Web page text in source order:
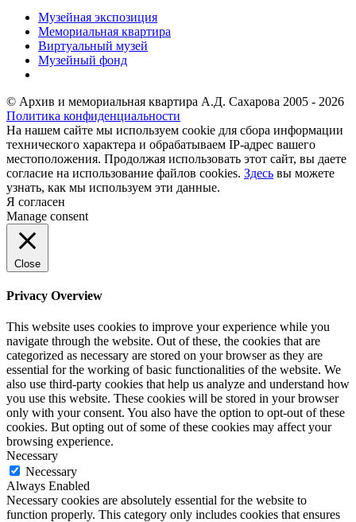
Музейная экспозиция
Мемориальная квартира
Виртуальный музей
Музейный фонд
© Архив и мемориальная квартира А.Д. Сахарова 2005 - 2026
Политика конфиденциальности
На нашем сайте мы используем cookie для сбора информации
технического характера и обрабатываем IP-адрес вашего
местоположения. Продолжая использовать этот сайт, вы даете
согласие на использование файлов cookies. Здесь вы можете
узнать, как мы используем эти данные.
Я согласен
Manage consent
Close
Privacy Overview
This website uses cookies to improve your experience while you
navigate through the website. Out of these, the cookies that are
categorized as necessary are stored on your browser as they are
essential for the working of basic functionalities of the website. We
also use third-party cookies that help us analyze and understand how
you use this website. These cookies will be stored in your browser
only with your consent. You also have the option to opt-out of these
cookies. But opting out of some of these cookies may affect your
browsing experience.
Necessary
Necessary
Always Enabled
Necessary cookies are absolutely essential for the website to
function properly. This category only includes cookies that ensures